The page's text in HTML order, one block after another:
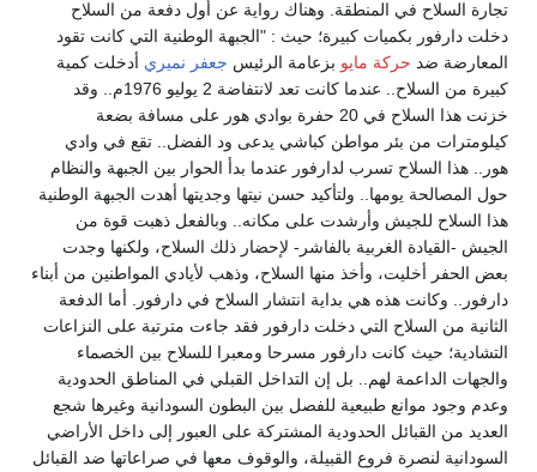
تجارة السلاح في المنطقة. وهناك رواية عن أول دفعة من السلاح
دخلت دارفور بكميات كبيرة؛ حيث : "الجبهة الوطنية التي كانت تقود
المعارضة ضد حركة مايو بزعامة الرئيس جعفر نميري أدخلت كمية
كبيرة من السلاح.. عندما كانت تعد لانتفاضة 2 يوليو 1976م.. وقد
خزنت هذا السلاح في 20 حفرة بوادي هور على مسافة بضعة
كيلومترات من بئر مواطن كباشي يدعى ود الفضل.. تقع في وادي
هور.. هذا السلاح تسرب لدارفور عندما بدأ الحوار بين الجبهة والنظام
حول المصالحة يومها.. ولتأكيد حسن نيتها وجديتها أهدت الجبهة الوطنية
هذا السلاح للجيش وأرشدت على مكانه.. وبالفعل ذهبت قوة من
الجيش -القيادة الغربية بالفاشر- لإحضار ذلك السلاح، ولكنها وجدت
بعض الحفر أخليت، وأخذ منها السلاح، وذهب لأيادي المواطنين من أبناء
دارفور.. وكانت هذه هي بداية انتشار السلاح في دارفور. أما الدفعة
الثانية من السلاح التي دخلت دارفور فقد جاءت مترتبة على النزاعات
التشادية؛ حيث كانت دارفور مسرحا ومعبرا للسلاح بين الخصماء
والجهات الداعمة لهم.. بل إن التداخل القبلي في المناطق الحدودية
وعدم وجود موانع طبيعية للفصل بين البطون السودانية وغيرها شجع
العديد من القبائل الحدودية المشتركة على العبور إلى داخل الأراضي
السودانية لنصرة فروع القبيلة، والوقوف معها في صراعاتها ضد القبائل